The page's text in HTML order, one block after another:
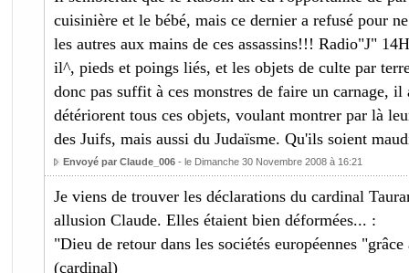
cuisinière et le bébé, mais ce dernier a refusé pour
les autres aux mains de ces assassins!!! Radio"J"
il^, pieds et poings liés, et les objets de culte par
donc pas suffit à ces monstres de faire un carnage,
détériorent tous ces objets, voulant montrer par là
des Juifs, mais aussi du Judaïsme. Qu'ils soient
Envoyé par Claude_006- le Dimanche 30 Novembre 2008 à 16:21
Je viens de trouver les déclarations du cardinal
allusion Claude. Elles étaient bien déformées... :
"Dieu de retour dans les sociétés européennes
(cardinal)